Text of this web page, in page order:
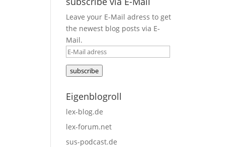
Leave your E-Mail adress to get
the newest blog posts via E-
Mail.
E-
Mail
adress
subscribe
Eigenblogroll
lex-blog.de
lex-forum.net
sus-podcast.de